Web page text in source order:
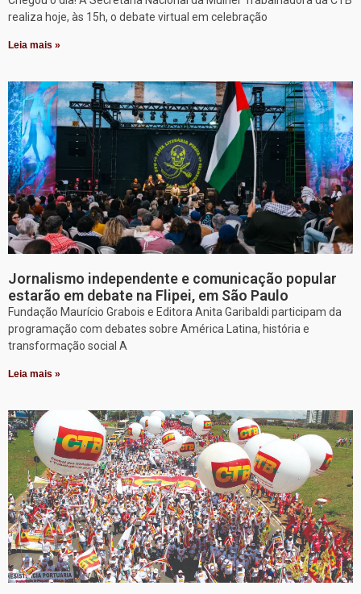
realiza hoje, às 15h, o debate virtual em celebração
Leia mais »
Jornalismo independente e comunicação popular
estarão em debate na Flipei, em São Paulo
Fundação Maurício Grabois e Editora Anita Garibaldi participam da
programação com debates sobre América Latina, história e
transformação social A
Leia mais »